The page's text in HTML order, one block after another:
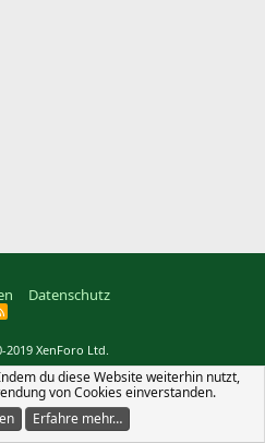
Datenschutz
R
2019 XenForo Ltd.
du diese Website weiterhin nutzt,
von Cookies einverstanden.
Erfahre mehr…